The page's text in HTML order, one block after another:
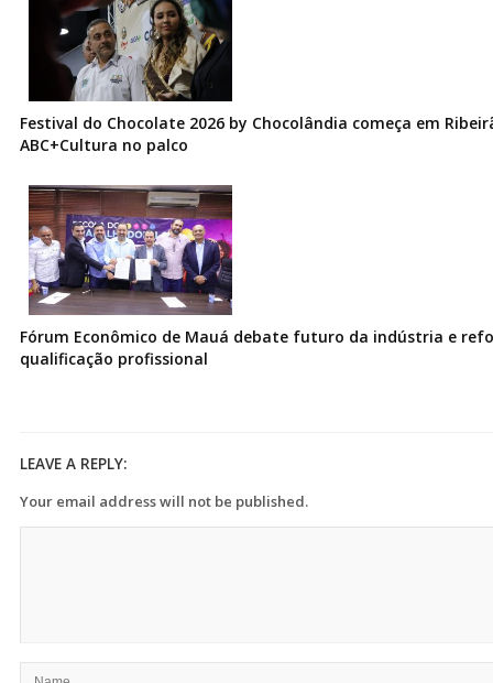
Festival do Chocolate 2026 by Chocolândia começa em
ABC+Cultura no palco
Fórum Econômico de Mauá debate futuro da indústria e
qualificação profissional
LEAVE A REPLY:
Your email address will not be published.